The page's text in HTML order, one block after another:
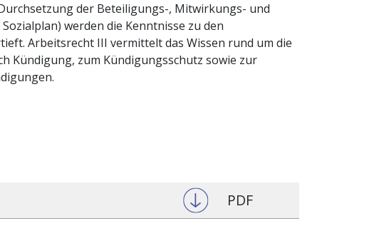
der Beteiligungs-, Mitwirkungs- und
werden die Kenntnisse zu den
Arbeitsrecht III vermittelt das Wissen rund um die
Kündigung, zum Kündigungsschutz sowie zur
PDF